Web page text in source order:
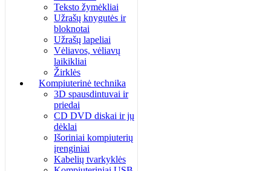
Teksto žymėkliai
Užrašų knygutės ir
bloknotai
Užrašų lapeliai
Vėliavos, vėliavų
laikikliai
Žirklės
Kompiuterinė technika
3D spausdintuvai ir
priedai
CD DVD diskai ir jų
dėklai
Išoriniai kompiuterių
įrenginiai
Kabelių tvarkyklės